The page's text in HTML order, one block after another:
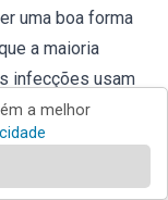
uma boa forma
a maioria
infecções usam
exibidos
estejam
da
a melhor